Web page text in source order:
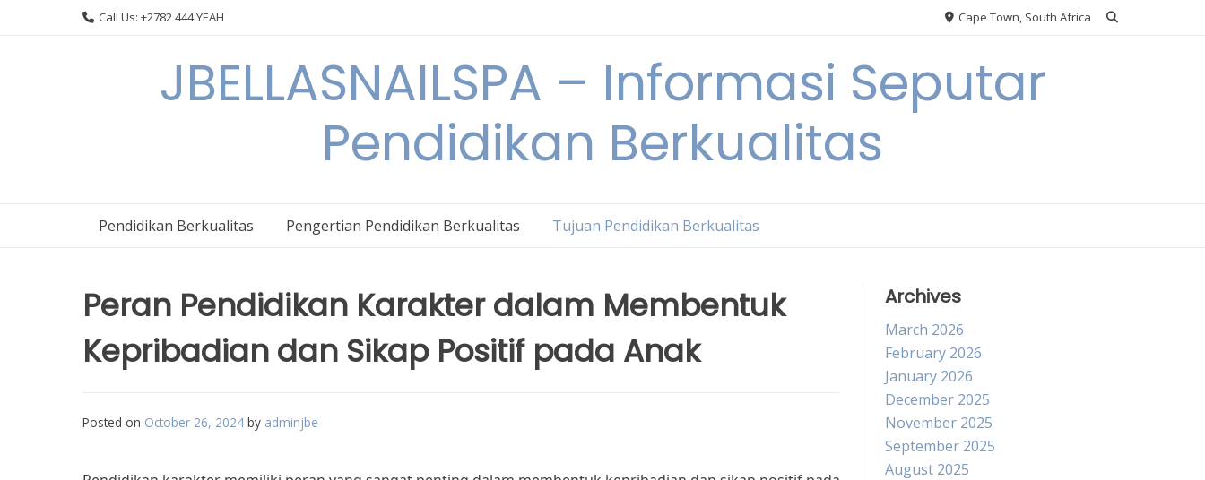
Call Us: +2782 444 YEAH Cape Town, South Africa
JBELLASNAILSPA – Informasi Seputar
Pendidikan Berkualitas
Pendidikan Berkualitas Pengertian Pendidikan Berkualitas Tujuan Pendidikan Berkualitas
Peran Pendidikan Karakter dalam Membentuk
Kepribadian dan Sikap Positif pada Anak
Posted on October 26, 2024 by adminjbe
Archives
March 2026
February 2026
January 2026
December 2025
November 2025
September 2025
August 2025